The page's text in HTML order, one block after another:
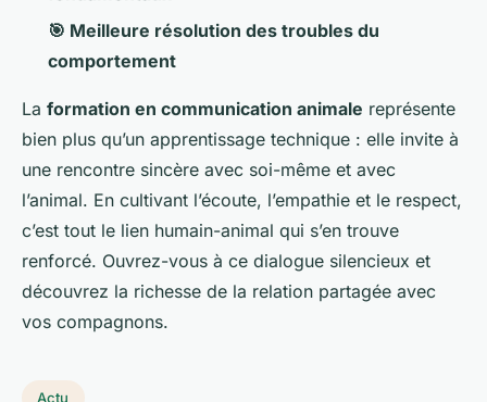
🎯 Meilleure résolution des troubles du
comportement
La formation en communication animale représente
bien plus qu’un apprentissage technique : elle invite à
une rencontre sincère avec soi-même et avec
l’animal. En cultivant l’écoute, l’empathie et le respect,
c’est tout le lien humain-animal qui s’en trouve
renforcé. Ouvrez-vous à ce dialogue silencieux et
découvrez la richesse de la relation partagée avec
vos compagnons.
Actu